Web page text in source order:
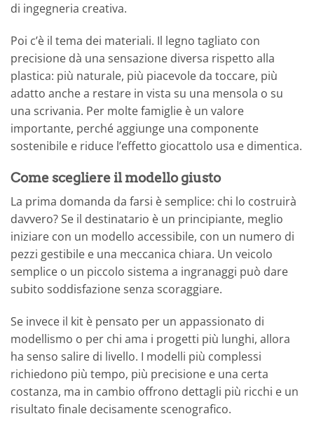
di ingegneria creativa.
Poi c’è il tema dei materiali. Il legno tagliato con
precisione dà una sensazione diversa rispetto alla
plastica: più naturale, più piacevole da toccare, più
adatto anche a restare in vista su una mensola o su
una scrivania. Per molte famiglie è un valore
importante, perché aggiunge una componente
sostenibile e riduce l’effetto giocattolo usa e dimentica.
Come scegliere il modello giusto
La prima domanda da farsi è semplice: chi lo costruirà
davvero? Se il destinatario è un principiante, meglio
iniziare con un modello accessibile, con un numero di
pezzi gestibile e una meccanica chiara. Un veicolo
semplice o un piccolo sistema a ingranaggi può dare
subito soddisfazione senza scoraggiare.
Se invece il kit è pensato per un appassionato di
modellismo o per chi ama i progetti più lunghi, allora
ha senso salire di livello. I modelli più complessi
richiedono più tempo, più precisione e una certa
costanza, ma in cambio offrono dettagli più ricchi e un
risultato finale decisamente scenografico.